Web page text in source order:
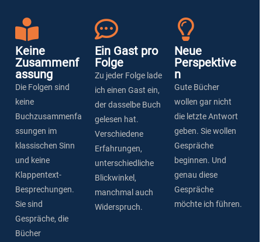
Keine
Zusammenf
assung
Die Folgen sind
keine
Buchzusammenfa
ssungen im
klassischen Sinn
und keine
Klappentext-
Besprechungen.
Sie sind
Gespräche, die
Bücher
Ein Gast pro
Folge
Zu jeder Folge lade
ich einen Gast ein,
der dasselbe Buch
gelesen hat.
Verschiedene
Erfahrungen,
unterschiedliche
Blickwinkel,
manchmal auch
Widerspruch.
Neue
Perspektive
n
Gute Bücher
wollen gar nicht
die letzte Antwort
geben. Sie wollen
Gespräche
beginnen. Und
genau diese
Gespräche
möchte ich führen.